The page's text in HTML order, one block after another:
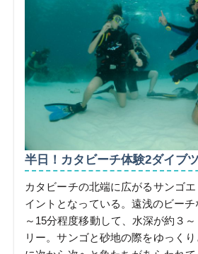
半日！カタビーチ体験2ダイブ
カタビーチの北端に広がるサンゴ
イントとなっている。遠浅のビー
～15分程度移動して、水深が約３
リー。サンゴと砂地の際をゆっく